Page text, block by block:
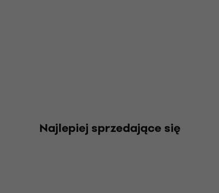
Najlepiej sprzedające się